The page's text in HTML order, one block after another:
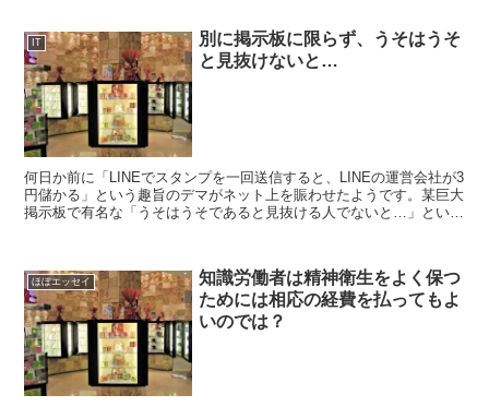
IT
別に掲示板に限らず、うそはうそ
と見抜けないと…
何日か前に「LINEでスタンプを一回送信すると、LINEの運営会社が3
円儲かる」という趣旨のデマがネット上を賑わせたようです。某巨大
掲示板で有名な「うそはうそであると見抜ける人でないと…」という
ほぼエッセイ
知識労働者は精神衛生をよく保つ
ためには相応の経費を払ってもよ
いのでは？